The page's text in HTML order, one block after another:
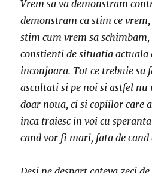
Vrem sa va demonstram
demonstram ca stim ce
stim cum vrem sa
constienti de situatia actuala
inconjoara. Tot ce trebuie sa
ascultati si pe noi si astfel nu
doar noua, ci si copiilor care
inca traiesc in voi cu
cand vor fi mari, fata de cand